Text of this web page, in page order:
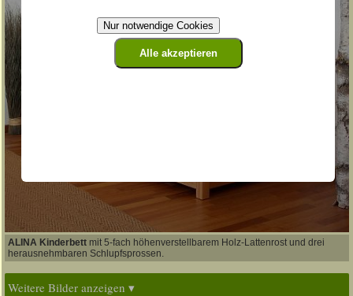
ALINA Kinderbettmit 5-fach höhenverstellbarem Holz-Lattenrost und drei
herausnehmbaren Schlupfsprossen.
Weitere Bilder anzeigen ▾
Nur notwendige Cookies
Alle akzeptieren